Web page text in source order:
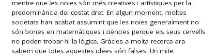
mentre que les noies són més creatives i artístiques per la
predominància del costat dret. En algun moment, moltes
societats han acabat assumint que les noies generalment no
són bones en matemàtiques i ciències perque els seus cervells
no poden trobar-hi la lògica. Gràcies a molta recerca ara
sabem que totes aquestes idees són falses. Un mite.